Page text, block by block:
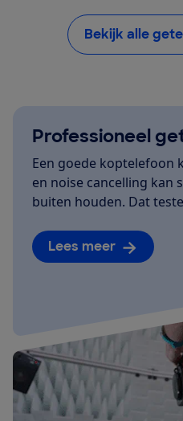
Bekijk alle
Professioneel
Een goede koptelefoon
en noise cancelling kan
buiten houden. Dat
Lees meer